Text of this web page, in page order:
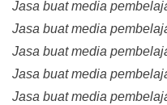
Jasa buat media
Jasa buat media
Jasa buat media
Jasa buat media
Jasa buat media